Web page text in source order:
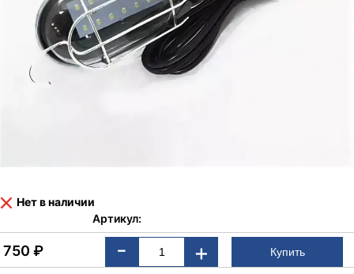
Нет в наличии
Артикул:
750₽ - +